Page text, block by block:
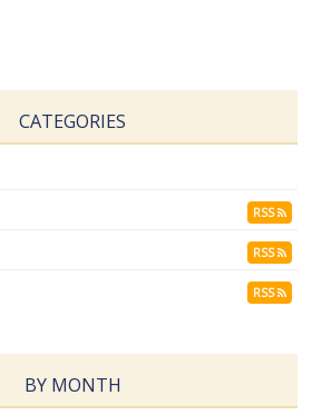
CATEGORIES
RSS
RSS
RSS
BY MONTH